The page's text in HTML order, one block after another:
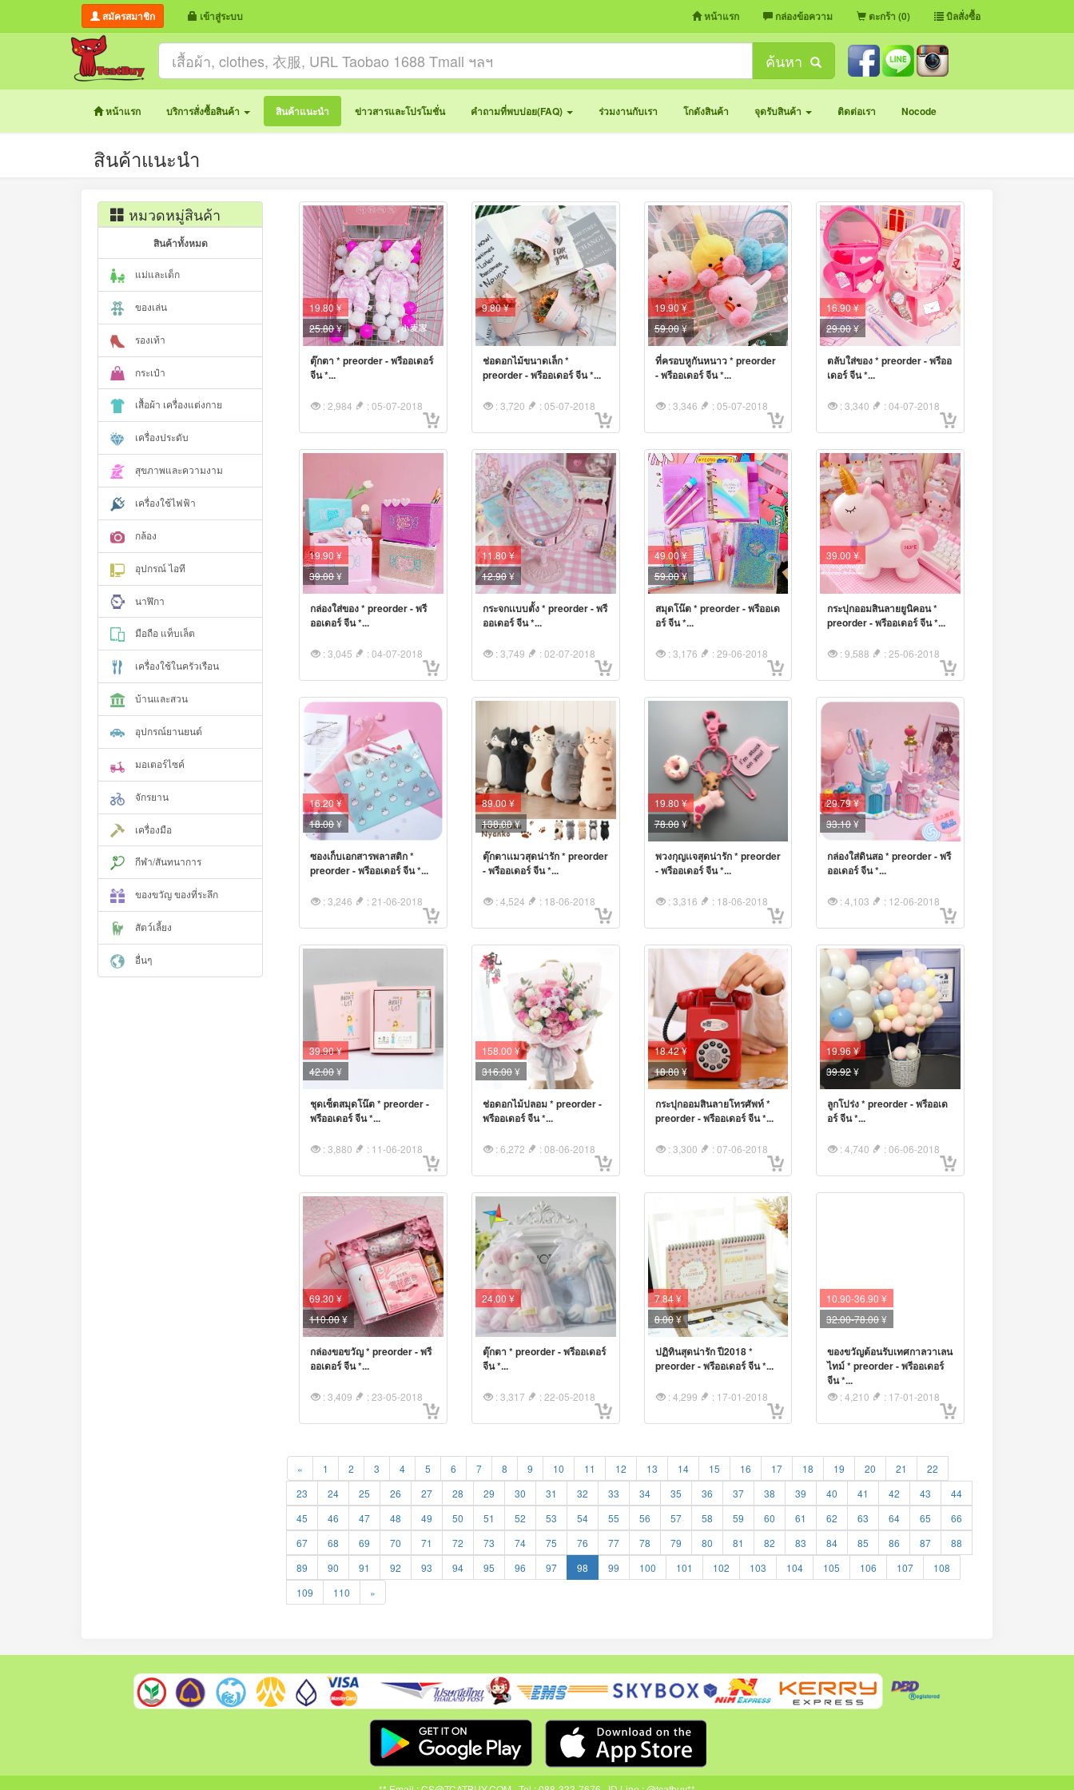
สมัครสมาชิก เข้าสู่ระบบ หน้าแรก กล่องข้อความ ตะกร้า (0) บิลสั่งซื้อ
ค้นหา
หน้าแรก บริการสั่งซื้อสินค้า สินค้าแนะนำ ข่าวสารและโปรโมชั่น คำถามที่พบบ่อย(FAQ) ร่วมงานกับเรา โกดังสินค้า จุดรับสินค้า ติดต่อเรา Nocode
สินค้าแนะนำ
หมวดหมู่สินค้า
สินค้าทั้งหมด
แม่และเด็ก
ของเล่น
รองเท้า
กระเป๋า
เสื้อผ้า เครื่องแต่งกาย
เครื่องประดับ
สุขภาพและความงาม
เครื่องใช้ไฟฟ้า
กล้อง
อุปกรณ์ ไอที
นาฬิกา
มือถือ แท็บเล็ต
เครื่องใช้ในครัวเรือน
บ้านและสวน
อุปกรณ์ยานยนต์
มอเตอร์ไซค์
จักรยาน
เครื่องมือ
กีฬา/สันทนาการ
ของขวัญ ของที่ระลึก
สัตว์เลี้ยง
อื่นๆ
19.80 ¥
25.80¥
ตุ๊กตา * preorder - พรีออเดอร์
จีน *...
: 2,984 : 05-07-2018
9.80 ¥
ช่อดอกไม้ขนาดเล็ก *
preorder - พรีออเดอร์ จีน *...
: 3,720 : 05-07-2018
19.90 ¥
59.00¥
ที่ครอบหูกันหนาว * preorder
- พรีออเดอร์ จีน *...
: 3,346 : 05-07-2018
16.90 ¥
29.00¥
ตลับใส่ของ * preorder - พรีออ
เดอร์ จีน *...
: 3,340 : 04-07-2018
19.90 ¥
39.00¥
กล่องใส่ของ * preorder - พรี
ออเดอร์ จีน *...
: 3,045 : 04-07-2018
11.80 ¥
12.90¥
กระจกเเบบตั้ง * preorder - พรี
ออเดอร์ จีน *...
: 3,749 : 02-07-2018
49.00 ¥
59.00¥
สมุดโน๊ต * preorder - พรีออเด
อร์ จีน *...
: 3,176 : 29-06-2018
39.00 ¥
กระปุกออมสินลายยูนิคอน *
preorder - พรีออเดอร์ จีน *...
: 9,588 : 25-06-2018
16.20 ¥
18.00¥
ซองเก็บเอกสารพลาสติก *
preorder - พรีออเดอร์ จีน *...
: 3,246 : 21-06-2018
89.00 ¥
138.00¥
ตุ๊กตาเเมวสุดน่ารัก * preorder
- พรีออเดอร์ จีน *...
: 4,524 : 18-06-2018
19.80 ¥
78.00¥
พวงกุญเเจสุดน่ารัก * preorder
- พรีออเดอร์ จีน *...
: 3,316 : 18-06-2018
29.79 ¥
33.10¥
กล่องใส่ดินสอ * preorder - พรี
ออเดอร์ จีน *...
: 4,103 : 12-06-2018
39.90 ¥
42.00¥
ชุดเซ็ตสมุดโน๊ต * preorder -
พรีออเดอร์ จีน *...
: 3,880 : 11-06-2018
158.00 ¥
316.00¥
ช่อดอกไม้ปลอม * preorder -
พรีออเดอร์ จีน *...
: 6,272 : 08-06-2018
18.42 ¥
18.80¥
กระปุกออมสินลายโทรศัพท์ *
preorder - พรีออเดอร์ จีน *...
: 3,300 : 07-06-2018
19.96 ¥
39.92¥
ลูกโปร่ง * preorder - พรีออเด
อร์ จีน *...
: 4,740 : 06-06-2018
69.30 ¥
110.00¥
กล่องขอขวัญ * preorder - พรี
ออเดอร์ จีน *...
: 3,409 : 23-05-2018
24.00 ¥
ตุ๊กตา * preorder - พรีออเดอร์
จีน *...
: 3,317 : 22-05-2018
7.84 ¥
8.00¥
ปฏิทินสุดน่ารัก ปี2018 *
preorder - พรีออเดอร์ จีน *...
: 4,299 : 17-01-2018
10.90-36.90 ¥
32.00-78.00¥
ของขวัญต้อนรับเทศกาลวาเลน
ไทม์ * preorder - พรีออเดอร์
จีน *...
: 4,210 : 17-01-2018
« 1 2 3 4 5 6 7 8 9 10 11 12 13 14 15 16 17 18 19 20 21
22
23
24 25 26 27 28 29 30 31 32 33 34 35 36 37 38 39 40 41 42 43
44
45
46 47 48 49 50 51 52 53 54 55 56 57 58 59 60 61 62 63 64 65
66
67
68 69 70 71 72 73 74 75 76 77 78 79 80 81 82 83 84 85 86 87
88
89
90 91 92 93 94 95 96 97 98 99 100 101 102 103 104 105 106 107
108
109
110 »